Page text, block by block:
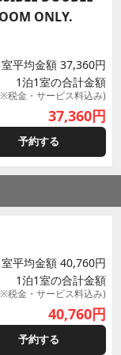
ONLY.
平均金額 37,360円
1泊1室の合計金額
税金・サービス料込み)
37,360円
予約する
平均金額 40,760円
1泊1室の合計金額
税金・サービス料込み)
40,760円
予約する